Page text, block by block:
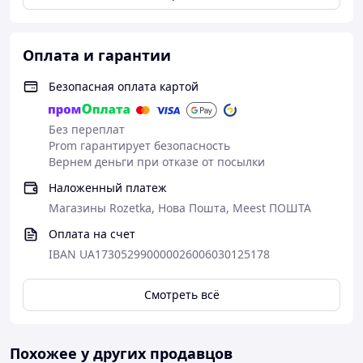
настройки. Это экономит время.
Точное выравнивание насадки без следов
давления и повреждения ETICS.
Подходит для всех строительных
материалов.
Преимущества
Установка на расстоянии позволяет
отрегулировать приспособление в точном
требуемом положении, что позволяет
избежать следов давления и повреждения
Пластиковый конус создает тепловой
барьер между приспособлением и
обеспечивает крепление с
оптимизированным энергопотреблением.
посадкой и обеспечивает простую и
Оплата и гарантии
Безопасная оплата картой
Без переплат
Prom гарантирует безопасность
Вернем деньги при отказе от посылки
Наложенный платеж
Магазины Rozetka, Нова Пошта, Meest ПОШТА
Оплата на счет
IBAN UA173052990000026006030125178
Смотреть всё
Похожее у других продавцов